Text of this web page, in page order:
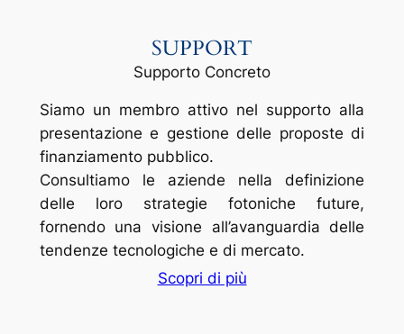
SUPPORT
Supporto Concreto
Siamo un membro attivo nel supporto alla
presentazione e gestione delle proposte di
finanziamento pubblico.
Consultiamo le aziende nella definizione
delle loro strategie fotoniche future,
fornendo una visione all’avanguardia delle
tendenze tecnologiche e di mercato.
Scopri di più